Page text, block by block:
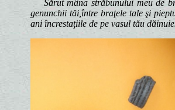
Sărut mâna străbunului meu de
genunchii tăi,între braţele tale şi
ani încrestaţiile de pe vasul tău